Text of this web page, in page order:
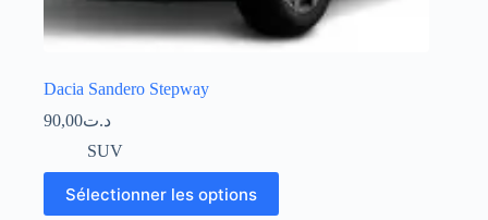
Dacia Sandero Stepway
د.ت90,00
SUV
Sélectionner les options